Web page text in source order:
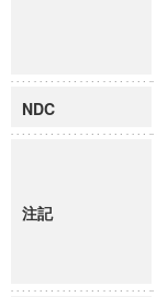
NDC
注記